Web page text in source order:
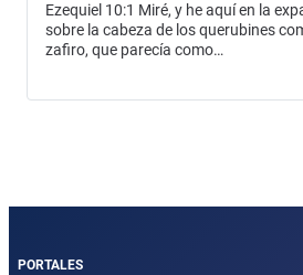
Ezequiel 10:1 Miré, y he aquí en la
sobre la cabeza de los querubines
zafiro, que parecía como…
PORTALES